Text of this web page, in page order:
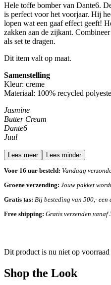
Hele toffe bomber van Dante6.
is perfect voor het voorjaar. Hij
lopen wat een gaaf effect geeft!
zakken aan de zijkant.
als set te dragen.
Dit item valt op maat.
Samenstelling
Kleur: creme
Materiaal: 100% recycled
Jasmine
Butter Cream
Dante6
Juul
Lees meer Lees minder
Voor 16 uur besteld: Vandaag
Groene verzending: Jouw pakket
Gratis tas: Bij besteding van 500,- een
Free shipping: Gratis verzenden vanaf
Dit product is nu niet op voorraad
Shop the Look